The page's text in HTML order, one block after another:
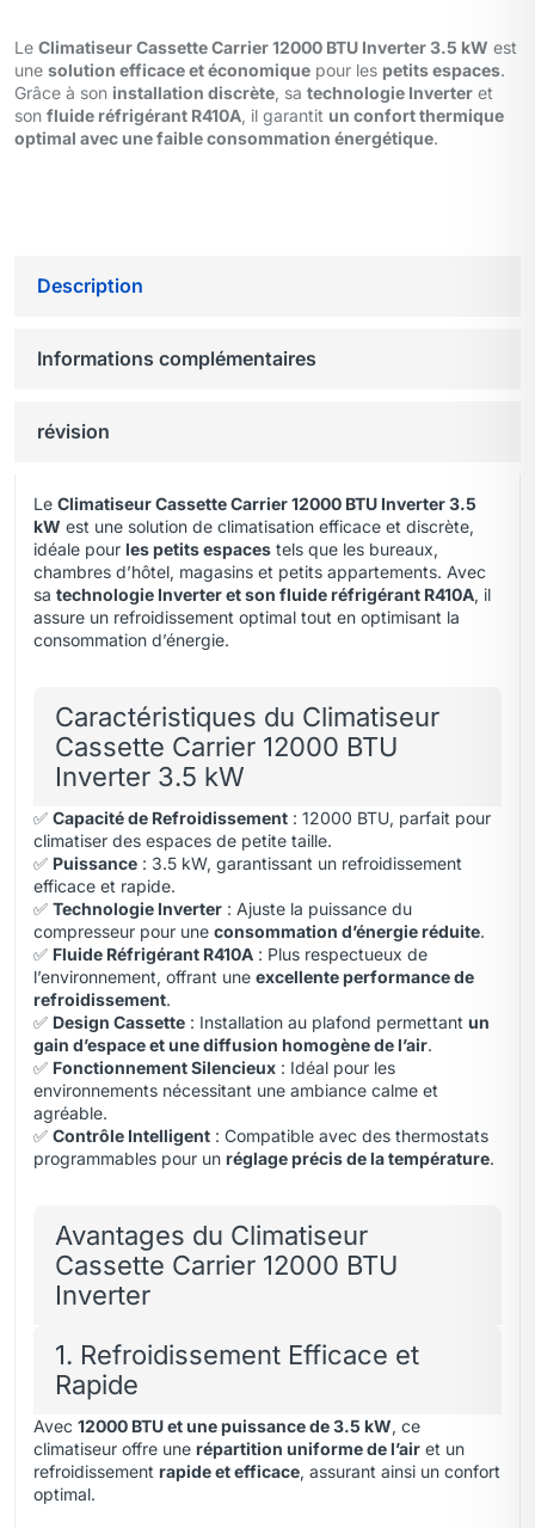
Le Climatiseur Cassette Carrier 12000 BTU Inverter 3.5 kW est
une solution efficace et économique pour les petits espaces.
Grâce à son installation discrète , sa technologie Inverter et
son fluide réfrigérant R410A , il garantit un confort thermique
optimal avec une faible consommation énergétique.
Description
Informations complémentaires
révision
Le Climatiseur Cassette Carrier 12000 BTU Inverter 3.5
kW est une solution de climatisation efficace et discrète,
idéale pour les petits espaces tels que les bureaux,
chambres d’hôtel, magasins et petits appartements. Avec
sa technologie Inverter et son fluide réfrigérant R410A, il
assure un refroidissement optimal tout en optimisant la
consommation d’énergie.
Caractéristiques du Climatiseur
Cassette Carrier 12000 BTU
Inverter 3.5 kW
✅ Capacité de Refroidissement : 12000 BTU, parfait pour
climatiser des espaces de petite taille.
✅ Puissance : 3.5 kW, garantissant un refroidissement
efficace et rapide.
✅ Technologie Inverter : Ajuste la puissance du
compresseur pour une consommation d’énergie réduite.
✅ Fluide Réfrigérant R410A : Plus respectueux de
l’environnement, offrant une excellente performance de
refroidissement.
✅ Design Cassette : Installation au plafond permettant un
gain d’espace et une diffusion homogène de l’air.
✅ Fonctionnement Silencieux : Idéal pour les
environnements nécessitant une ambiance calme et
agréable.
✅ Contrôle Intelligent : Compatible avec des thermostats
programmables pour un réglage précis de la température.
Avantages du Climatiseur
Cassette Carrier 12000 BTU
Inverter
1. Refroidissement Efficace et
Rapide
Avec 12000 BTU et une puissance de 3.5 kW, ce
climatiseur offre une répartition uniforme de l’air et un
refroidissement rapide et efficace, assurant ainsi un confort
optimal.